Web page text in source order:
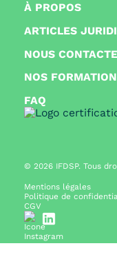
NOS
ARTICLES
NOUS
À PROPOS
FAQ
© 2026 IFDSP. Tous
Mentions légales
Politique de
CGV